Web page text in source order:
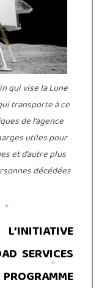
qui vise la Lune
transporte à ce
de l’agence
utiles pour
et d’autre plus
décédées
SERVICES